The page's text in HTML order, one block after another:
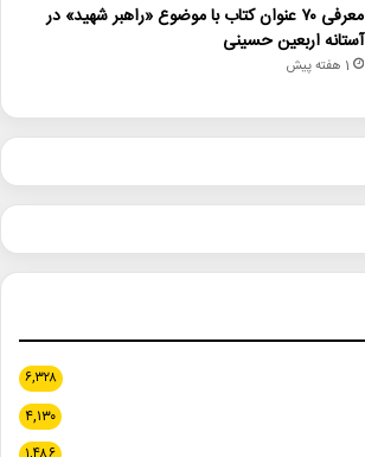
معرفی ۷۰ عنوان کتاب با موضوع «راهبر شهید» در
آستانه اربعین حسینی
1 هفته پیش
۶,۳۲۸
۴,۱۳۰